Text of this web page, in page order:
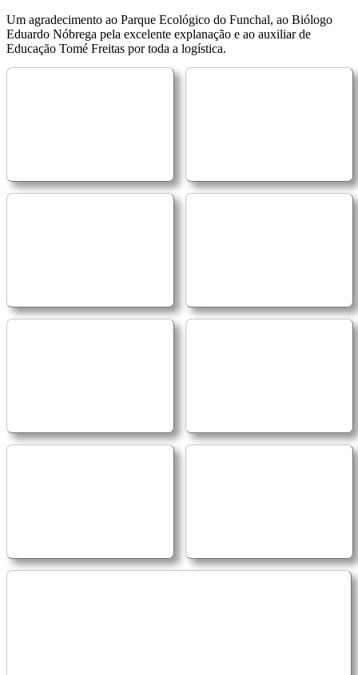
Um agradecimento ao Parque Ecológico do Funchal, ao Biólogo
Eduardo Nóbrega pela excelente explanação e ao auxiliar de
Educação Tomé Freitas por toda a logística.